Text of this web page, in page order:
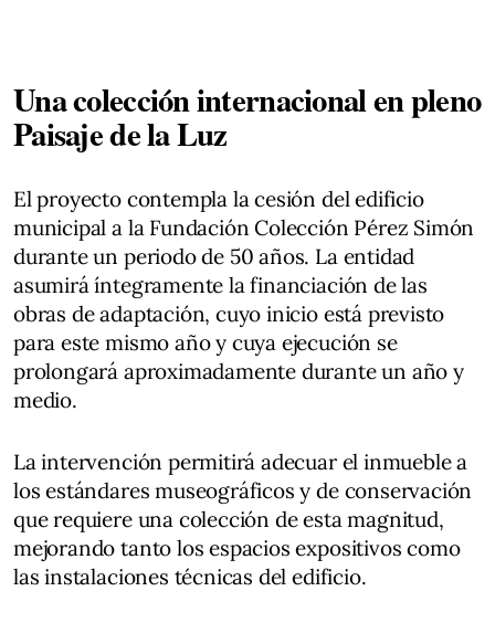
Una colección internacional en pleno
Paisaje de la Luz
El proyecto contempla la cesión del edificio
municipal a la Fundación Colección Pérez Simón
durante un periodo de 50 años. La entidad
asumirá íntegramente la financiación de las
obras de adaptación, cuyo inicio está previsto
para este mismo año y cuya ejecución se
prolongará aproximadamente durante un año y
medio.
La intervención permitirá adecuar el inmueble a
los estándares museográficos y de conservación
que requiere una colección de esta magnitud,
mejorando tanto los espacios expositivos como
las instalaciones técnicas del edificio.